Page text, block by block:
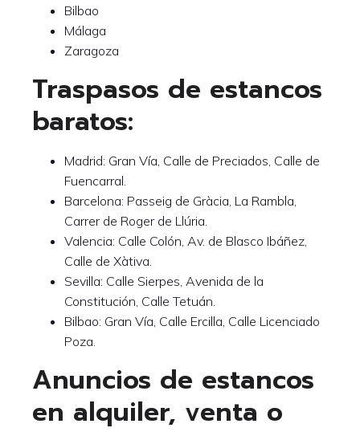
Bilbao
Málaga
Zaragoza
Traspasos de estancos
baratos:
Madrid: Gran Vía, Calle de Preciados, Calle de
Fuencarral.
Barcelona: Passeig de Gràcia, La Rambla,
Carrer de Roger de Llúria.
Valencia: Calle Colón, Av. de Blasco Ibáñez,
Calle de Xàtiva.
Sevilla: Calle Sierpes, Avenida de la
Constitución, Calle Tetuán.
Bilbao: Gran Vía, Calle Ercilla, Calle Licenciado
Poza.
Anuncios de estancos
en alquiler, venta o